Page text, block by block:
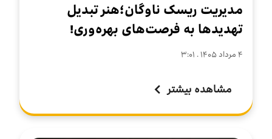
مدیریت ریسک ناوگان؛هنر تبدیل
تهدیدها به فرصت‌های بهره‌وری!
۴ مرداد ۱۴۰۵ . ۳:۰۱
مشاهده بیشتر